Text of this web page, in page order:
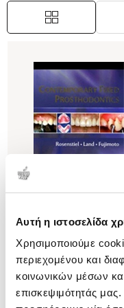
Αυτή η ιστοσελίδα
Χρησιμοποιούμε
περιεχομένου και
κοινωνικών μέσων
επισκεψιμότητάς
(0)
(H/B) CONTEMPORARY
PROSTHODONTICS
ROSENSTIEL F.
Κωδ. Πολιτείας:2729-0001